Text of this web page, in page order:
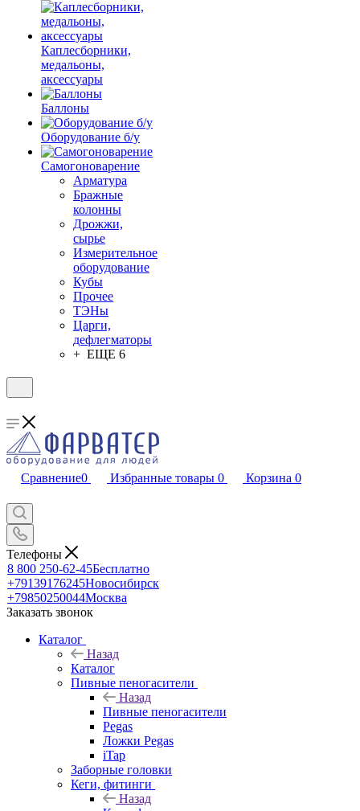
Каплесборники,
медальоны,
аксессуары
Баллоны
Оборудование б/у
Самогоноварение
Арматура
Бражные
колонны
Дрожжи,
сырье
Измерительное
оборудование
Кубы
Прочее
ТЭНы
Царги,
дефлегматоры
+ ЕЩЕ 6
Сравнение0 Избранные товары 0 Корзина 0
Телефоны
8 800 250-62-45Бесплатно
+79139176245Новосибирск
+79850250044Москва
Заказать звонок
Каталог
Назад
Каталог
Пивные пеногасители
Назад
Пивные пеногасители
Pegas
Ложки Pegas
iTap
Заборные головки
Кеги, фитинги
Назад